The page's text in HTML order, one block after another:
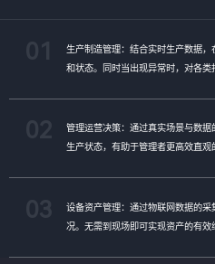
生产制造管理：结合实时生产数据
和状态。同时当出现异常时，对各
管理运营决策：通过真实场景与数
生产状态，有助于管理者更高效直
设备资产管理：通过物联网数据的
况。无需到现场即可实现资产的有